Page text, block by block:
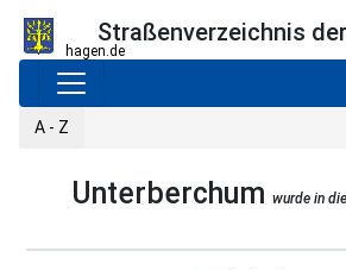
hagen.de
Straßenverzeichnis
A - Z
Unterberchumwurde in